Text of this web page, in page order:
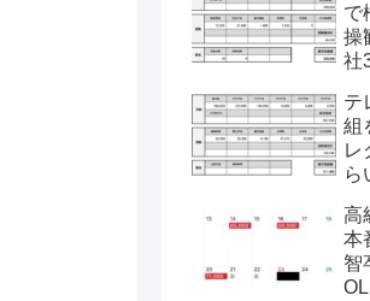
で
操
社
テ
組
レ
ら
高
本
智